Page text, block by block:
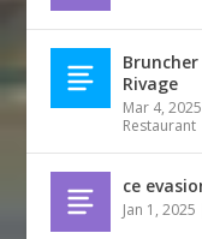
Rivage
Mar 4, 2025
Restaurant
ce
Jan 1, 2025